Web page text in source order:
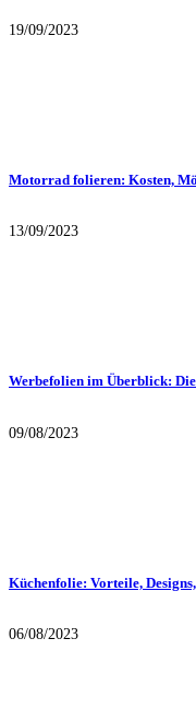
19/09/2023
Motorrad folieren: Kosten,
13/09/2023
Werbefolien im Überblick:
09/08/2023
Küchenfolie: Vorteile,
06/08/2023